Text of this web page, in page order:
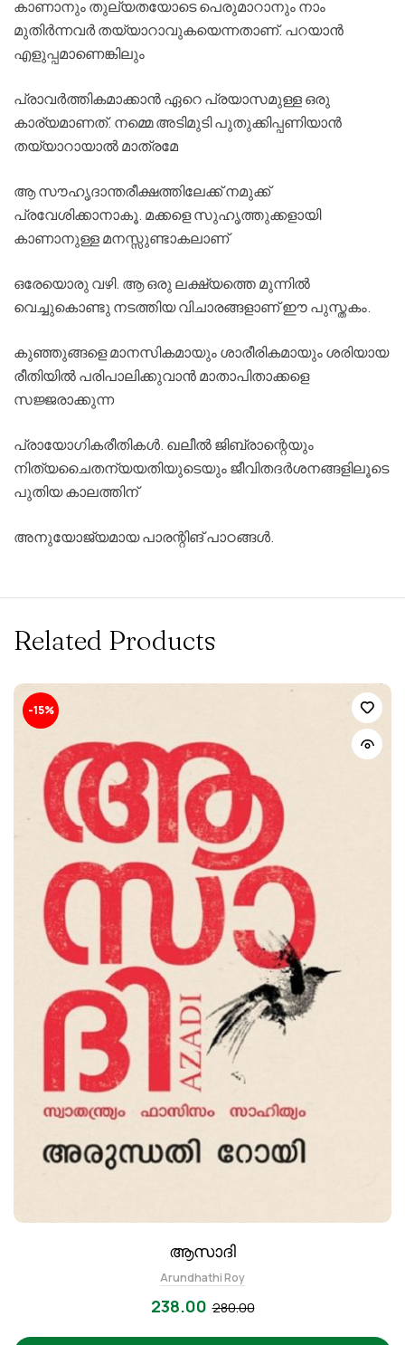
കാണാനും തുല്യതയോടെപെരുമാറാനുംനാം
മുതിര്‍ന്നവര്‍തയ്യാറാവുകയെന്നതാണ്.പറയാന്‍
എളുപ്പമാണെങ്കിലും
പ്രാവര്‍ത്തികമാക്കാന്‍ഏറെപ്രയാസമുള്ളഒരു
കാര്യമാണത്.നമ്മെഅടിമുടിപുതുക്കിപ്പണിയാന്‍
തയ്യാറായാല്‍മാത്രമേ
ആസൗഹൃദാന്തരീക്ഷത്തിലേക്ക്നമുക്ക്
പ്രവേശിക്കാനാകൂ. മക്കളെസുഹൃത്തുക്കളായി
കാണാനുള്ളമനസ്സുണ്ടാകലാണ്
ഒരേയൊരു വഴി. ആഒരു ലക്ഷ്യത്തെമുന്നില്‍
വെച്ചുകൊണ്ടു നടത്തിയവിചാരങ്ങളാണ്ഈപുസ്തകം.
കുഞ്ഞുങ്ങളെമാനസികമായുംശാരീരികമായുംശരിയായ
രീതിയില്‍പരിപാലിക്കുവാന്‍മാതാപിതാക്കളെ
സജ്ജരാക്കുന്ന
പ്രായോഗികരീതികള്‍. ഖലീല്‍ജിബ്രാന്റെയും
നിത്യചൈതന്യയതിയുടെയുംജീവിതദര്‍ശനങ്ങളിലൂടെ
പുതിയകാലത്തിന്
അനുയോജ്യമായപാരന്റിങ്പാഠങ്ങള്‍.
Related Products
-15%
ആസാദി
Arundhathi Roy
280.00
238.00